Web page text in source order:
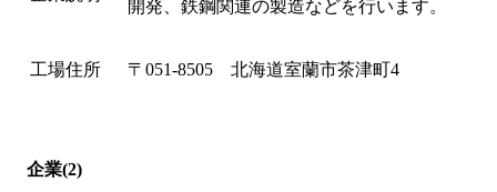
開発、鉄鋼関連の製造などを行います。
工場住所 〒051-8505 北海道室蘭市茶津町4
企業(2)